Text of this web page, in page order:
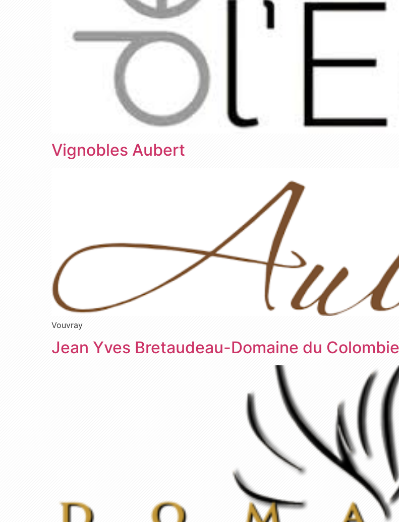
Vignobles Aubert
Vouvray
Jean Yves Bretaudeau-Domaine du